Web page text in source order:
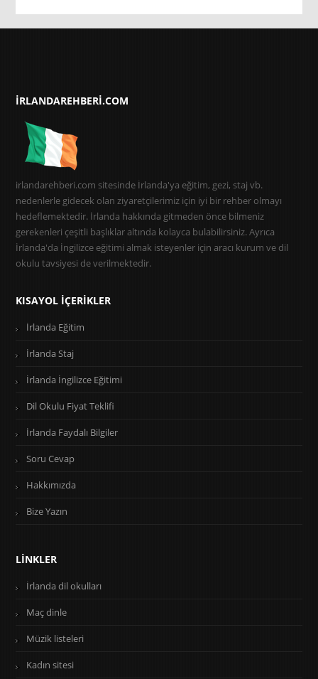
IRLANDAREHBERI.COM
irlandarehberi.com sitesinde İrlanda'ya eğitim, gezi, staj vb.
nedenlerle gidecek olan ziyaretçilerimiz için iyi bir rehber olmayı
hedeflemektedir. İrlanda hakkında gitmeden önce bilmeniz
gerekenleri çeşitli başlıklar altında kolayca bulabilirsiniz. Ayrıca
İrlanda'da İngilizce eğitimi almak isteyenler için aracı kurum ve dil
okulu tavsiyesi de verilmektedir.
KISAYOL İÇERIKLER
İrlanda Eğitim
İrlanda Staj
İrlanda İngilizce Eğitimi
Dil Okulu Fiyat Teklifi
İrlanda Faydalı Bilgiler
Soru Cevap
Hakkımızda
Bize Yazın
LINKLER
İrlanda dil okulları
Maç dinle
Müzik listeleri
Kadın sitesi